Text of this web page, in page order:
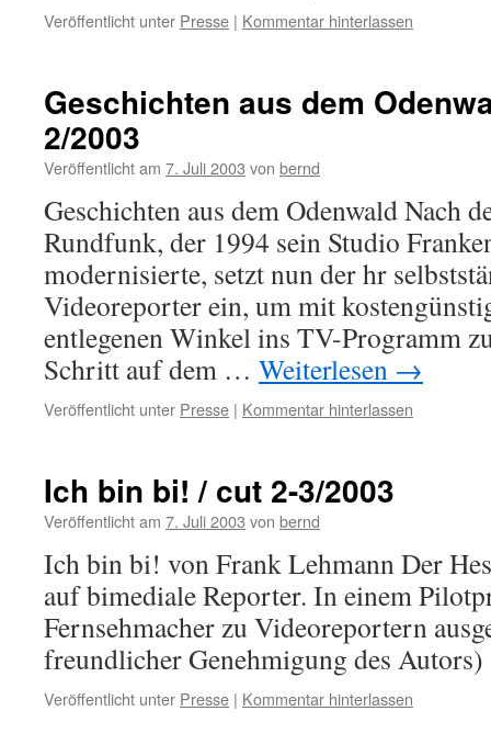
Veröffentlicht unter Presse | Kommentar hinterlassen
Geschichten aus dem
2/2003
Veröffentlicht am 7. Juli 2003 von bernd
Geschichten aus dem Odenwald Nach
Rundfunk, der 1994 sein Studio
modernisierte, setzt nun der hr
Videoreporter ein, um mit
entlegenen Winkel ins TV-Programm
Schritt auf dem … Weiterlesen →
Veröffentlicht unter Presse | Kommentar hinterlassen
Ich bin bi! / cut 2-3/2003
Veröffentlicht am 7. Juli 2003 von bernd
Ich bin bi! von Frank Lehmann Der
auf bimediale Reporter. In einem
Fernsehmacher zu Videoreportern
freundlicher Genehmigung des Autors)
Veröffentlicht unter Presse | Kommentar hinterlassen